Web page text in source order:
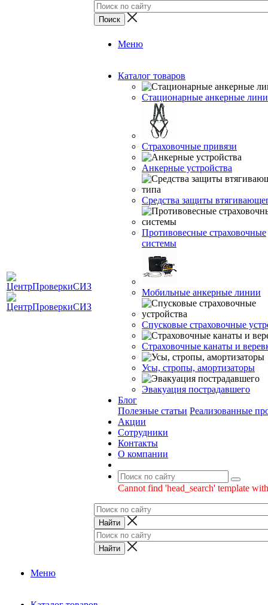
Меню
Каталог товаров
Стационарные анкерные
Страховочные привязи
Анкерные устройства
Средства защиты
Противовесные страховочные
системы
Мобильные анкерные линии
Спусковые страховочные
Страховочные канаты и
Усы, стропы, амортизаторы
Эвакуация пострадавшего
Блог
Полезные статьи Реализованные
Акции
Сотрудники
Контакты
О компании
Cannot find 'head_search' template
Меню